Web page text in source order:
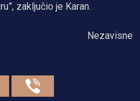
zaključio je Karan.
Nezavisne